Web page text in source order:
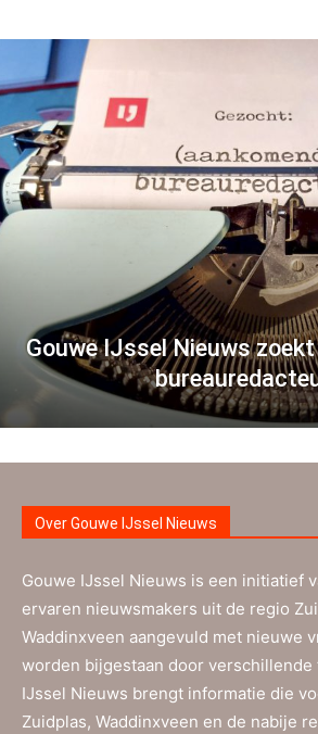
Gouwe IJssel Nieuws
Over Gouwe IJssel Nieuws
Gouwe IJssel Nieuws is een initiatief
ervaren nieuwsmakers uit de regio
Waddinxveen aangevuld met nieuwe
worden bijgestaan door verschillende
IJssel Nieuws brengt informatie die
Zuidplas, Waddinxveen en de nabije